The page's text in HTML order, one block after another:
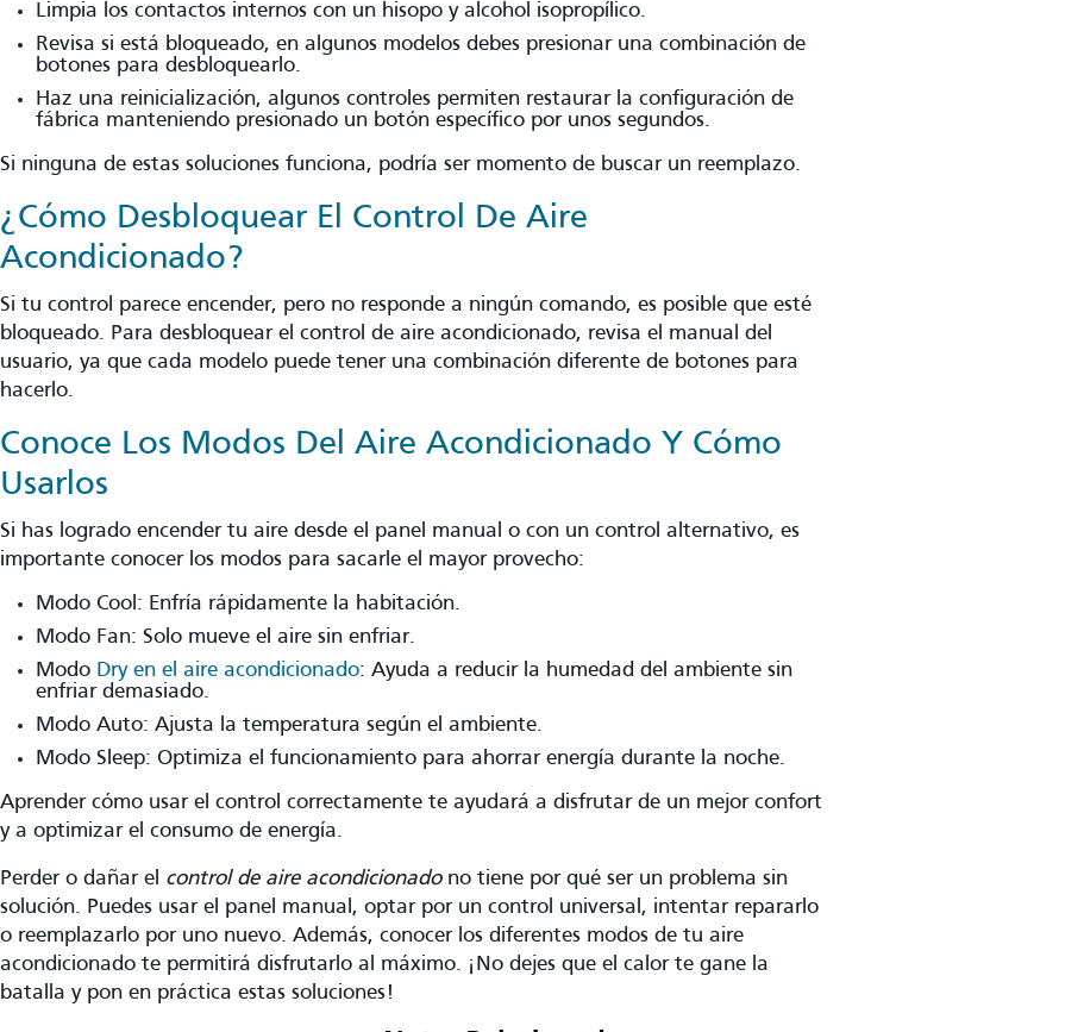
Limpia los contactos internos con un hisopo y alcohol isopropílico.
Revisa si está bloqueado, en algunos modelos debes presionar una combinación de
botones para desbloquearlo.
Haz una reinicialización, algunos controles permiten restaurar la configuración de
fábrica manteniendo presionado un botón específico por unos segundos.
Si ninguna de estas soluciones funciona, podría ser momento de buscar un reemplazo.
¿Cómo Desbloquear El Control De Aire
Acondicionado?
Si tu control parece encender, pero no responde a ningún comando, es posible que esté
bloqueado. Para desbloquear el control de aire acondicionado, revisa el manual del
usuario, ya que cada modelo puede tener una combinación diferente de botones para
hacerlo.
Conoce Los Modos Del Aire Acondicionado Y Cómo
Usarlos
Si has logrado encender tu aire desde el panel manual o con un control alternativo, es
importante conocer los modos para sacarle el mayor provecho:
Modo Cool: Enfría rápidamente la habitación.
Modo Fan: Solo mueve el aire sin enfriar.
Modo Dry en el aire acondicionado: Ayuda a reducir la humedad del ambiente sin
enfriar demasiado.
Modo Auto: Ajusta la temperatura según el ambiente.
Modo Sleep: Optimiza el funcionamiento para ahorrar energía durante la noche.
Aprender cómo usar el control correctamente te ayudará a disfrutar de un mejor confort
y a optimizar el consumo de energía.
Perder o dañar el control de aire acondicionadono tiene por qué ser un problema sin
solución. Puedes usar el panel manual, optar por un control universal, intentar repararlo
o reemplazarlo por uno nuevo. Además, conocer los diferentes modos de tu aire
acondicionado te permitirá disfrutarlo al máximo. ¡No dejes que el calor te gane la
batalla y pon en práctica estas soluciones!